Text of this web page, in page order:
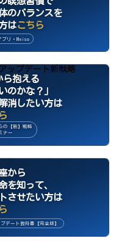
のバランスを
はこちら
プリ・Meiso
ら抱える
のかな？」
消したい方は
の【新】戦略
ナー
から
を知って、
させたい方は
デート教科書【完全版】